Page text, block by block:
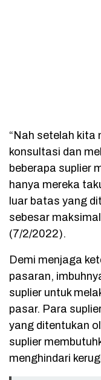
“Nah setelah kita
konsultasi dan
beberapa suplier
hanya mereka
luar batas yang
sebesar
(7/2/2022).
Demi menjaga
pasaran,
suplier untuk
pasar. Para
yang ditentukan
suplier
menghindari